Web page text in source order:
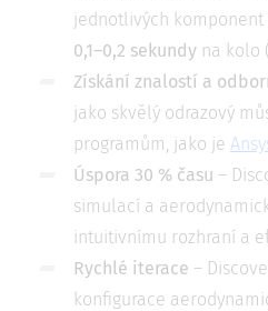
jednotlivých
0,1–0,2 sekundy na kolo
Získání znalostí a
jako skvělý odrazový
programům, jako je
Úspora 30 % času –
simulací a
intuitivnímu rozhraní a
Rychlé iterace –
konfigurace